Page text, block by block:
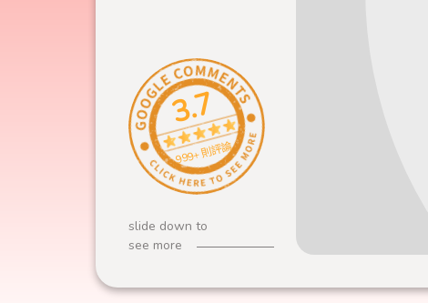
3.7
999+ 則評論
slide down to
see more